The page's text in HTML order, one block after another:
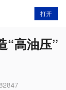
打开
“高油压”